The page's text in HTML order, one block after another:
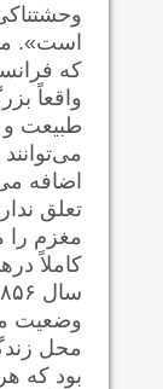
است».
که
واقعاً
طبیعت و
اضافه
تعلق
مغزم را
کاملاً
وضعیت
محل
بود که